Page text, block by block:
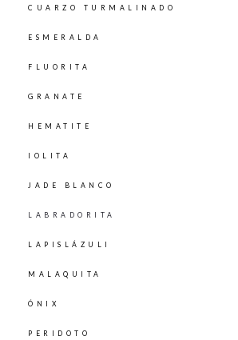
CUARZO TURMALINADO
ESMERALDA
FLUORITA
GRANATE
HEMATITE
IOLITA
JADE BLANCO
LABRADORITA
LAPISLÁZULI
MALAQUITA
ÓNIX
PERIDOTO